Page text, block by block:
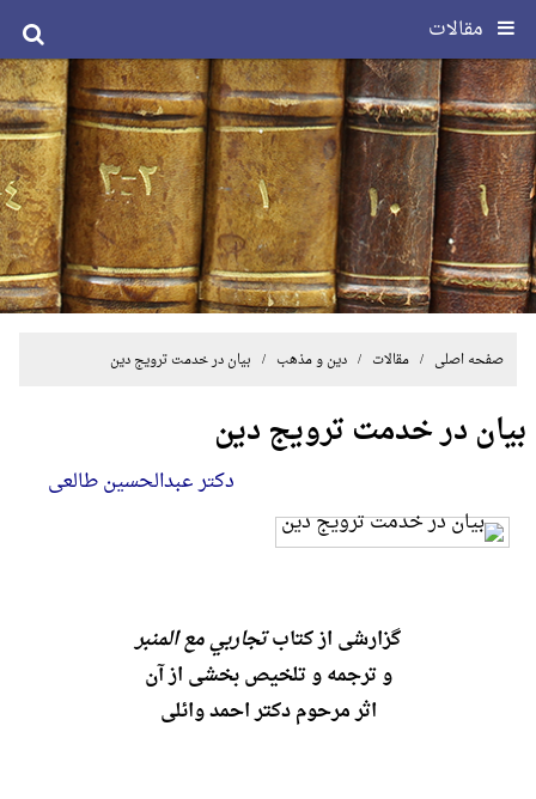
مقالات
صفحه اصلی /مقالات /دین و مذهب / بیان در خدمت ترویج دین
بیان در خدمت ترویج دین
دکتر عبدالحسین طالعی
گزارشی از کتابتجاربي مع المنبر
و ترجمه و تلخیص بخشی از آن
اثر مرحوم دکتر احمد وائلی